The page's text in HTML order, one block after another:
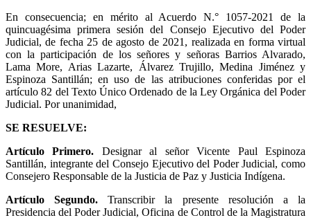
En consecuencia; en mérito al Acuerdo N.° 1057-2021 de la
quincuagésima primera sesión del Consejo Ejecutivo del Poder
Judicial, de fecha 25 de agosto de 2021, realizada en forma virtual
con la participación de los señores y señoras Barrios Alvarado,
Lama More, Arias Lazarte, Álvarez Trujillo, Medina Jiménez y
Espinoza Santillán; en uso de las atribuciones conferidas por el
artículo 82 del Texto Único Ordenado de la Ley Orgánica del Poder
Judicial. Por unanimidad,
SE RESUELVE:
Artículo Primero. Designar al señor Vicente Paul Espinoza
Santillán, integrante del Consejo Ejecutivo del Poder Judicial, como
Consejero Responsable de la Justicia de Paz y Justicia Indígena.
Artículo Segundo.Transcribir la presente resolución a la
Presidencia del Poder Judicial, Oficina de Control de la Magistratura